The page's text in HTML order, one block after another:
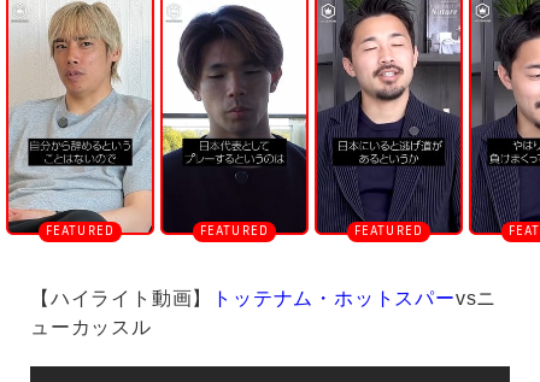
【ハイライト動画】 トッテナム・ホットスパーvsニ
ューカッスル